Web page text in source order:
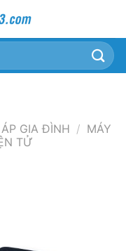
GIA ĐÌNH / MÁY
TỬ